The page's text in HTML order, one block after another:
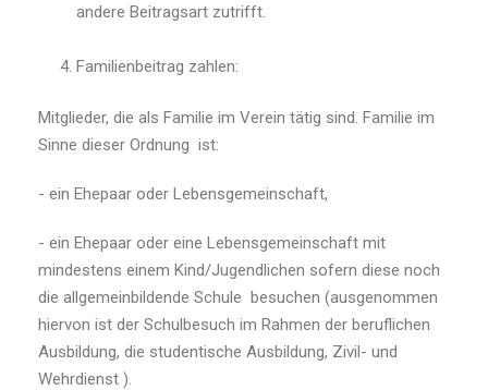
andere Beitragsart zutrifft.
Familienbeitrag zahlen:
Mitglieder, die als Familie im Verein tätig sind. Familie im
Sinne dieser Ordnung ist:
- ein Ehepaar oder Lebensgemeinschaft,
- ein Ehepaar oder eine Lebensgemeinschaft mit
mindestens einem Kind/Jugendlichen sofern diese noch
die allgemeinbildende Schule besuchen (ausgenommen
hiervon ist der Schulbesuch im Rahmen der beruflichen
Ausbildung, die studentische Ausbildung, Zivil- und
Wehrdienst ).